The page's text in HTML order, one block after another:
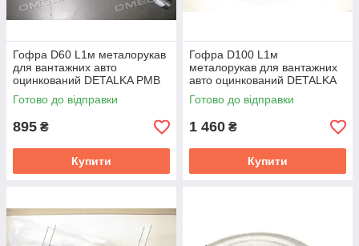
Гофра D60 L1м металорукав
для вантажних авто
оцинкований DETALKA РМВ
60×1000
Готово до відправки
895 ₴
Купити
Гофра D100 L1м
металорукав для вантажних
авто оцинкований DETALKA
РМВ 101×1000
Готово до відправки
1 460 ₴
Купити